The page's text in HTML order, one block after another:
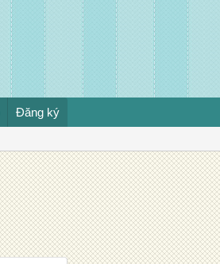
Đăng ký